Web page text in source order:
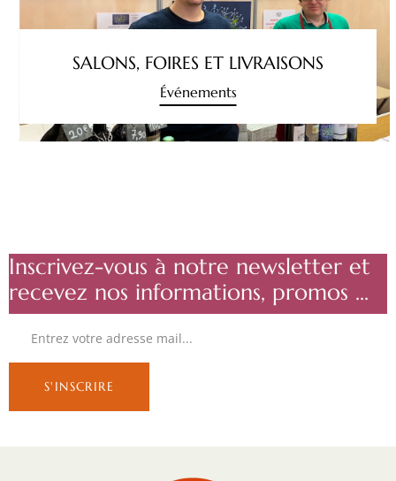
SALONS, FOIRES ET LIVRAISONS
Événements
Inscrivez-vous à notre newsletter et
recevez nos informations, promos ...